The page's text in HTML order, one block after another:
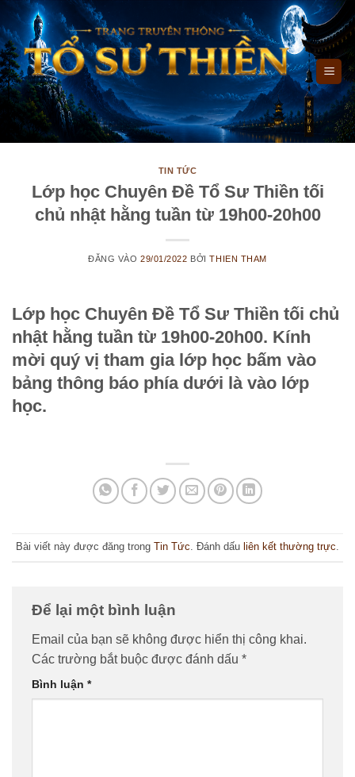
qua
nội
dung
TIN TỨC
Lớp học Chuyên Đề Tổ Sư Thiền tối
chủ nhật hằng tuần từ 19h00-20h00
ĐĂNG VÀO 29/01/2022 BỞITHIEN THAM
Lớp học Chuyên Đề Tổ Sư Thiền tối chủ
nhật hằng tuần từ 19h00-20h00. Kính
mời quý vị tham gia lớp học bấm vào
bảng thông báo phía dưới là vào lớp
học.
Bài viết này được đăng trong Tin Tức. Đánh dấu liên kết thường trực.
Để lại một bình luận
Email của bạn sẽ không được hiển thị công khai.
Các trường bắt buộc được đánh dấu *
Bình luận *